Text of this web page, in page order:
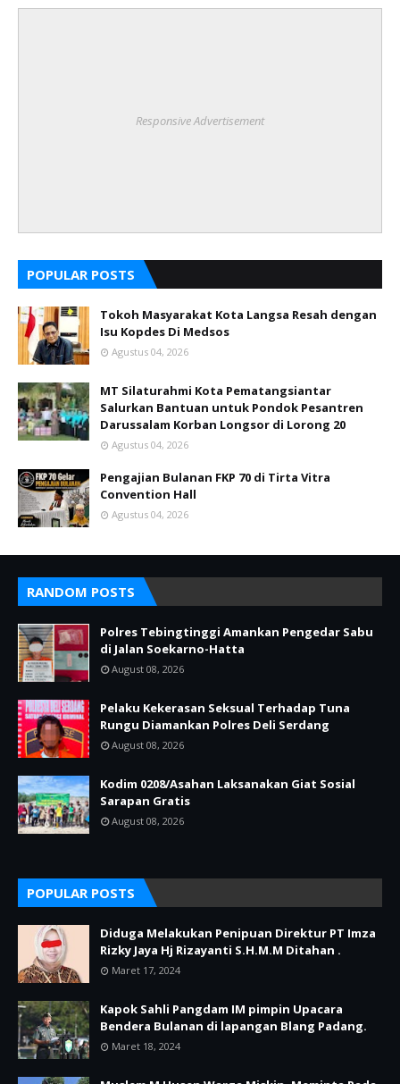
Responsive Advertisement
POPULAR POSTS
Tokoh Masyarakat Kota Langsa Resah dengan
Isu Kopdes Di Medsos
Agustus 04, 2026
MT Silaturahmi Kota Pematangsiantar
Salurkan Bantuan untuk Pondok Pesantren
Darussalam Korban Longsor di Lorong 20
Agustus 04, 2026
Pengajian Bulanan FKP 70 di Tirta Vitra
Convention Hall
Agustus 04, 2026
RANDOM POSTS
Polres Tebingtinggi Amankan Pengedar Sabu
di Jalan Soekarno-Hatta
August 08, 2026
Pelaku Kekerasan Seksual Terhadap Tuna
Rungu Diamankan Polres Deli Serdang
August 08, 2026
Kodim 0208/Asahan Laksanakan Giat Sosial
Sarapan Gratis
August 08, 2026
POPULAR POSTS
Diduga Melakukan Penipuan Direktur PT Imza
Rizky Jaya Hj Rizayanti S.H.M.M Ditahan .
Maret 17, 2024
Kapok Sahli Pangdam IM pimpin Upacara
Bendera Bulanan di lapangan Blang Padang.
Maret 18, 2024